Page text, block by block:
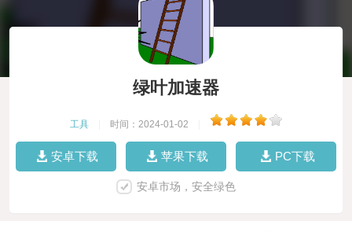
绿叶加速器
工具 时间：2024-01-02
安卓下载 苹果下载 PC下载
安卓市场，安全绿色